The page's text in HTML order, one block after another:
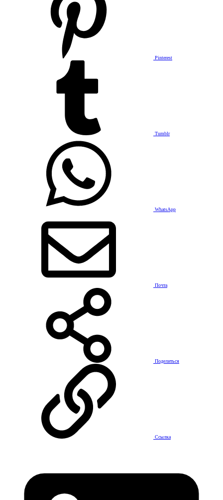
Pinterest
Tumblr
WhatsApp
Почта
Поделиться
Ссылка